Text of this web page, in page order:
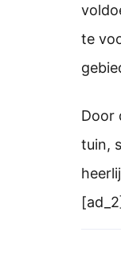
te
Door
tuin,